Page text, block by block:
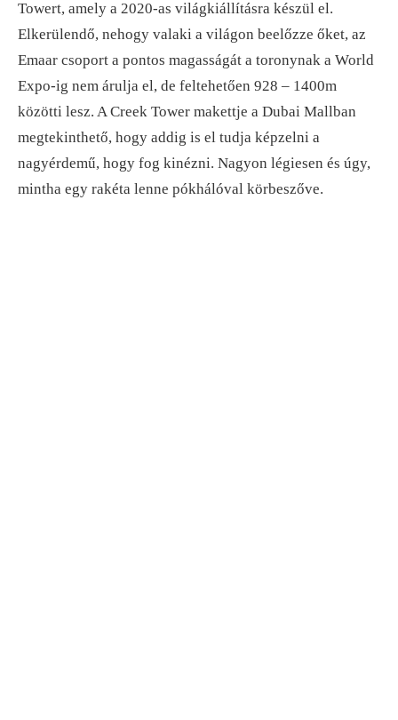
Towert, amely a 2020-as világkiállításra készül el.
Elkerülendő, nehogy valaki a világon beelőzze őket, az
Emaar csoport a pontos magasságát a toronynak a World
Expo-ig nem árulja el, de feltehetően 928 – 1400m
közötti lesz. A Creek Tower makettje a Dubai Mallban
megtekinthető, hogy addig is el tudja képzelni a
nagyérdemű, hogy fog kinézni. Nagyon légiesen és úgy,
mintha egy rakéta lenne pókhálóval körbeszőve.